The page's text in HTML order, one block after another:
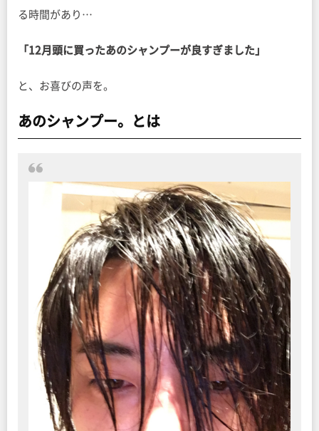
る時間があり…
「12月頭に買ったあのシャンプーが良すぎました」
と、お喜びの声を。
あのシャンプー。とは